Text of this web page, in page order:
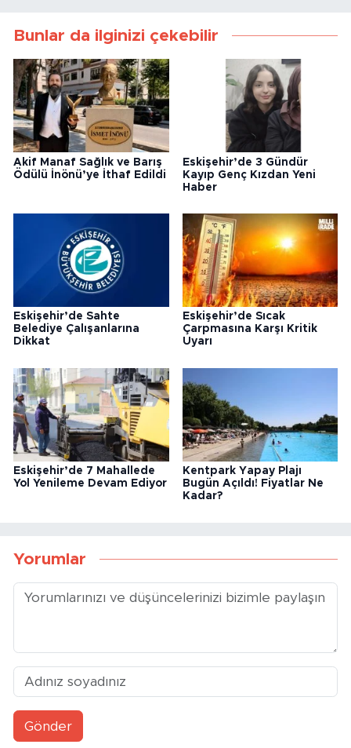
Bunlar da ilginizi çekebilir
Akif Manaf Sağlık ve Barış
Ödülü İnönü’ye İthaf Edildi
Eskişehir’de 3 Gündür
Kayıp Genç Kızdan Yeni
Haber
Eskişehir’de Sahte
Belediye Çalışanlarına
Dikkat
Eskişehir’de Sıcak
Çarpmasına Karşı Kritik
Uyarı
Eskişehir’de 7 Mahallede
Yol Yenileme Devam Ediyor
Kentpark Yapay Plajı
Bugün Açıldı! Fiyatlar Ne
Kadar?
Yorumlar
Gönder